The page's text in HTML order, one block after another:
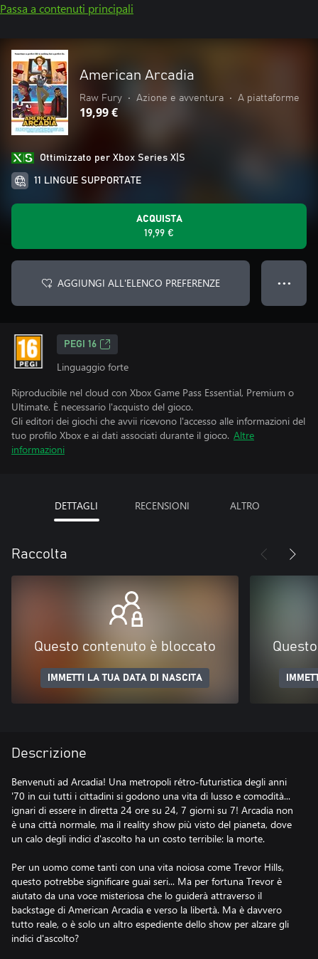
Passa a contenuti principali
American Arcadia
Raw Fury • Azione e avventura • A piattaforme
19,99 €
Ottimizzato per Xbox Series X|S
11 LINGUE SUPPORTATE
ACQUISTA
19,99 €
AGGIUNGI ALL'ELENCO PREFERENZE ● ● ●
PEGI 16
Linguaggio forte
Riproducibile nel cloud con Xbox Game Pass Essential, Premium o
Ultimate. È necessario l'acquisto del gioco.
Gli editori dei giochi che avvii ricevono l'accesso alle informazioni del
tuo profilo Xbox e ai dati associati durante il gioco. Altre
informazioni
DETTAGLI RECENSIONI ALTRO
Raccolta
Questo contenuto è bloccato
IMMETTI LA TUA DATA DI NASCITA
Descrizione
Benvenuti ad Arcadia! Una metropoli rétro-futuristica degli anni
'70 in cui tutti i cittadini si godono una vita di lusso e comodità...
ignari di essere in diretta 24 ore su 24, 7 giorni su 7! Arcadia non
è una città normale, ma il reality show più visto del pianeta, dove
un calo degli indici d'ascolto ha un costo terribile: la morte.
Per un uomo come tanti con una vita noiosa come Trevor Hills,
questo potrebbe significare guai seri... Ma per fortuna Trevor è
aiutato da una voce misteriosa che lo guiderà attraverso il
backstage di American Arcadia e verso la libertà. Ma è davvero
tutto reale, o è solo un altro espediente dello show per alzare gli
indici d'ascolto?